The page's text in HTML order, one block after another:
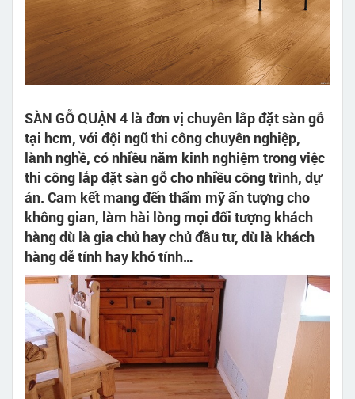
SÀN GỖ QUẬN 4 là đơn vị chuyên lắp đặt sàn gỗ
tại hcm, với đội ngũ thi công chuyên nghiệp,
lành nghề, có nhiều năm kinh nghiệm trong việc
thi công lắp đặt sàn gỗ cho nhiều công trình, dự
án. Cam kết mang đến thẩm mỹ ấn tượng cho
không gian, làm hài lòng mọi đối tượng khách
hàng dù là gia chủ hay chủ đầu tư, dù là khách
hàng dễ tính hay khó tính…